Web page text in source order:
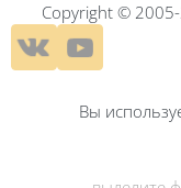
Copyright ©
Вы